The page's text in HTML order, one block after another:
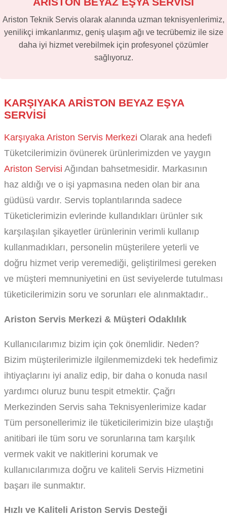
Ariston Teknik Servis olarak alanında uzman teknisyenlerimiz,
yenilikçi imkanlarımız, geniş ulaşım ağı ve tecrübemiz ile size
daha iyi hizmet verebilmek için profesyonel çözümler
sağlıyoruz.
KARŞIYAKA ARISTON BEYAZ EŞYA
SERVISI
Karşıyaka Ariston Servis Merkezi Olarak ana hedefi
Tüketcilerimizin övünerek ürünlerimizden ve yaygın
Ariston Servisi Ağından bahsetmesidir. Markasının
haz aldığı ve o işi yapmasına neden olan bir ana
güdüsü vardır. Servis toplantılarında sadece
Tüketiclerimizin evlerinde kullandıkları ürünler sık
karşılaşılan şikayetler ürünlerinin verimli kullanıp
kullanmadıkları, personelin müşterilere yeterli ve
doğru hizmet verip veremediği, geliştirilmesi gereken
ve müşteri memnuniyetini en üst seviyelerde tutulması
tüketicilerimizin soru ve sorunları ele alınmaktadır..
Ariston Servis Merkezi & Müşteri Odaklılık
Kullanıcılarımız bizim için çok önemlidir. Neden?
Bizim müşterilerimizle ilgilenmemizdeki tek hedefimiz
ihtiyaçlarını iyi analiz edip, bir daha o konuda nasıl
yardımcı oluruz bunu tespit etmektir. Çağrı
Merkezinden Servis saha Teknisyenlerimize kadar
Tüm personellerimiz ile tüketicilerimizin bize ulaştığı
anitibari ile tüm soru ve sorunlarına tam karşılık
vermek vakit ve nakitlerini korumak ve
kullanıcılarımıza doğru ve kaliteli Servis Hizmetini
başarı ile sunmaktır.
Hızlı ve Kaliteli Ariston Servis Desteği